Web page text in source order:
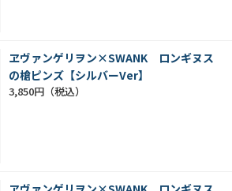
ヱヴァンゲリヲン×SWANK ロンギヌス
の槍ピンズ【シルバーVer】
3,850円